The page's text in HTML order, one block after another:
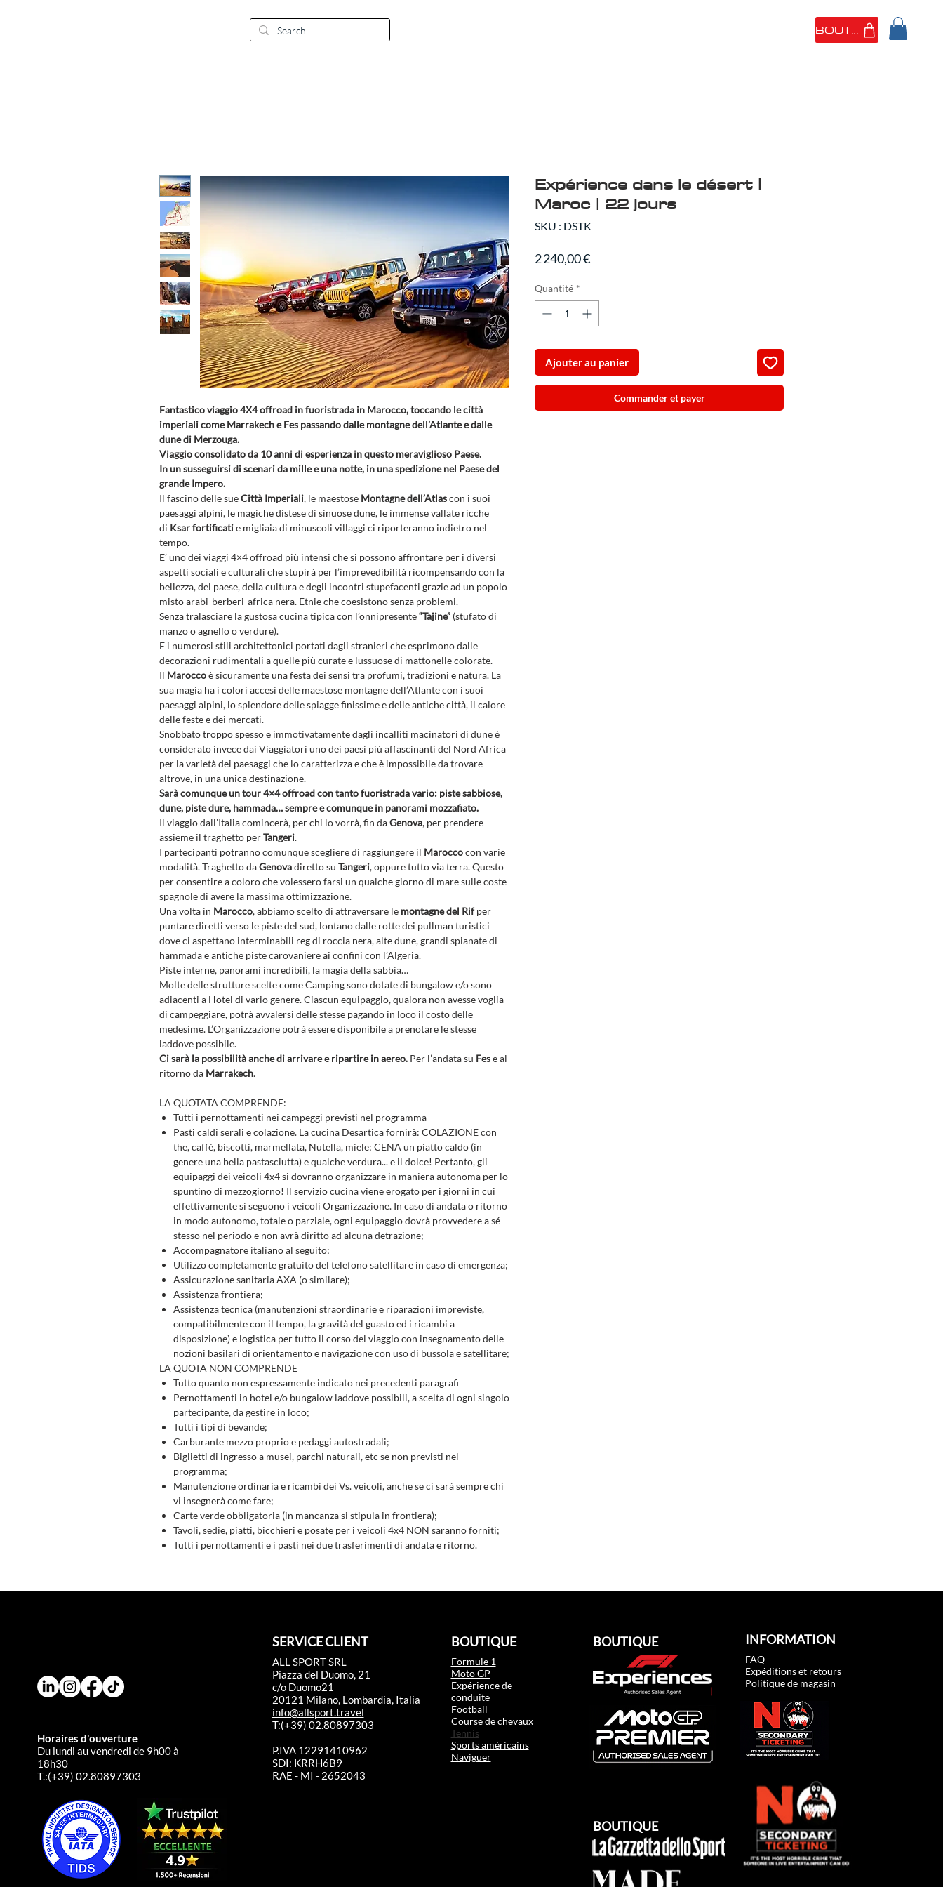
BOUTIQUE
Fantastico viaggio 4X4 offroad in fuoristrada in Marocco, toccando le città
imperiali come Marrakech e Fes passando dalle montagne dell’Atlante e dalle
dune di Merzouga.
Viaggio consolidato da 10 anni di esperienza in questo meraviglioso Paese.
In un susseguirsi di scenari da mille e una notte, in una spedizione nel Paese del
grande Impero.
Il fascino delle sueCittà Imperiali, le maestose Montagne dell’Atlascon i suoi
paesaggi alpini, le magiche distese di sinuose dune, le immense vallate ricche
di Ksar fortificatie migliaia di minuscoli villaggi ci riporteranno indietro nel
tempo.
E’ uno dei viaggi 4×4 offroad più intensi che si possono affrontare per i diversi
aspetti sociali e culturali che stupirà per l’imprevedibilità ricompensando con la
bellezza, del paese, della cultura e degli incontri stupefacenti grazie ad un popolo
misto arabi-berberi-africa nera. Etnie che coesistono senza problemi.
Senza tralasciare la gustosa cucina tipica con l’onnipresente“Tajine” (stufato di
manzo o agnello o verdure).
E i numerosi stili architettonici portati dagli stranieri che esprimono dalle
decorazioni rudimentali a quelle più curate e lussuose di mattonelle colorate.
Il Maroccoè sicuramente una festa dei sensi tra profumi, tradizioni e natura. La
sua magia ha i colori accesi delle maestose montagne dell’Atlante con i suoi
paesaggi alpini, lo splendore delle spiagge finissime e delle antiche città, il calore
delle feste e dei mercati.
Snobbato troppo spesso e immotivatamente dagli incalliti macinatori di dune è
considerato invece dai Viaggiatori uno dei paesi più affascinanti del Nord Africa
per la varietà dei paesaggi che lo caratterizza e che è impossibile da trovare
altrove, in una unica destinazione.
Sarà comunque un tour 4×4 offroad con tanto fuoristrada vario: piste sabbiose,
dune, piste dure, hammada… sempre e comunque in panorami mozzafiato.
Il viaggio dall’Italia comincerà, per chi lo vorrà, fin daGenova, per prendere
assieme il traghetto perTangeri.
I partecipanti potranno comunque scegliere di raggiungere il Maroccocon varie
modalità. Traghetto daGenovadiretto su Tangeri, oppure tutto via terra. Questo
per consentire a coloro che volessero farsi un qualche giorno di mare sulle coste
spagnole di avere la massima ottimizzazione.
Una volta in Marocco, abbiamo scelto di attraversare le montagne del Rifper
puntare diretti verso le piste del sud, lontano dalle rotte dei pullman turistici
dove ci aspettano interminabili reg di roccia nera, alte dune, grandi spianate di
hammada e antiche piste carovaniere ai confini con l’Algeria.
Piste interne, panorami incredibili, la magia della sabbia…
Molte delle strutture scelte come Camping sono dotate di bungalow e/o sono
adiacenti a Hotel di vario genere. Ciascun equipaggio, qualora non avesse voglia
di campeggiare, potrà avvalersi delle stesse pagando in loco il costo delle
medesime. L’Organizzazione potrà essere disponibile a prenotare le stesse
laddove possibile.
Ci sarà la possibilità anche di arrivare e ripartire in aereo. Per l’andata su Fese al
ritorno da Marrakech.
LA QUOTATA COMPRENDE:
Tutti i pernottamenti nei campeggi previsti nel programma
Pasti caldi serali e colazione. La cucina Desartica fornirà: COLAZIONE con
the, caffè, biscotti, marmellata, Nutella, miele; CENA un piatto caldo (in
genere una bella pastasciutta) e qualche verdura... e il dolce! Pertanto, gli
equipaggi dei veicoli 4x4 si dovranno organizzare in maniera autonoma per lo
spuntino di mezzogiorno! Il servizio cucina viene erogato per i giorni in cui
effettivamente si seguono i veicoli Organizzazione. In caso di andata o ritorno
in modo autonomo, totale o parziale, ogni equipaggio dovrà provvedere a sé
stesso nel periodo e non avrà diritto ad alcuna detrazione;
Accompagnatore italiano al seguito;
Utilizzo completamente gratuito del telefono satellitare in caso di emergenza;
Assicurazione sanitaria AXA (o similare);
Assistenza frontiera;
Assistenza tecnica (manutenzioni straordinarie e riparazioni impreviste,
compatibilmente con il tempo, la gravità del guasto ed i ricambi a
disposizione) e logistica per tutto il corso del viaggio con insegnamento delle
nozioni basilari di orientamento e navigazione con uso di bussola e satellitare;
LA QUOTA NON COMPRENDE
Tutto quanto non espressamente indicato nei precedenti paragrafi
Pernottamenti in hotel e/o bungalow laddove possibili, a scelta di ogni singolo
partecipante, da gestire in loco;
Tutti i tipi di bevande;
Carburante mezzo proprio e pedaggi autostradali;
Biglietti di ingresso a musei, parchi naturali, etc se non previsti nel
programma;
Manutenzione ordinaria e ricambi dei Vs. veicoli, anche se ci sarà sempre chi
vi insegnerà come fare;
Carte verde obbligatoria (in mancanza si stipula in frontiera);
Tavoli, sedie, piatti, bicchieri e posate per i veicoli 4x4 NON saranno forniti;
Tutti i pernottamenti e i pasti nei due trasferimenti di andata e ritorno.
Expérience dans le désert |
Maroc | 22 jours
SKU : DSTK
2 240,00 €Prix
Quantité *
Ajouter au panier
Commander et payer
Horaires d'ouverture
Du lundi au vendredi de 9h00 à
18h30
T.:(+39) 02.80897303
SERVICE CLIENT
ALL SPORT SRL
Piazza del Duomo, 21
c/o Duomo21
20121 Milano, Lombardia, Italia
info@allsport.travel
T:(+39) 02.80897303
P.IVA 12291410962
SDI: KRRH6B9
RAE - MI - 2652043​
BOUTIQUE
Formule 1
Moto GP
Expérience de
conduite
Football
Course de chevaux
Tennis
Sports américains
Naviguer
BOUTIQUE
BOUTIQUE
INFORMATION
FAQ
Expéditions et retours
Politique de magasin